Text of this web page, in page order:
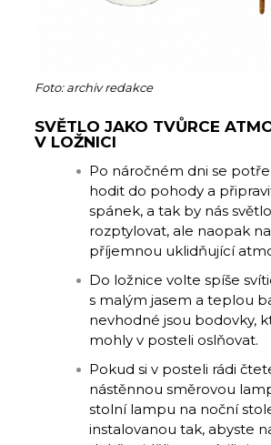
Foto: archiv redakce
SVĚTLO JAKO TVŮRCE
V LOŽNICI
Po náročném dni se
hodit do pohody a
spánek, a tak by nás
rozptylovat, ale naopak
příjemnou uklidňující
Do ložnice volte spíše
s malým jasem a teplou
nevhodné jsou bodovky,
mohly v posteli oslňovat.
Pokud si v posteli rádi
nástěnnou směrovou
stolní lampu na noční
instalovanou tak, abyste